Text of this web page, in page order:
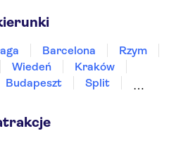
Barcelona
Rzym
Wiedeń
Kraków
Budapeszt
Split